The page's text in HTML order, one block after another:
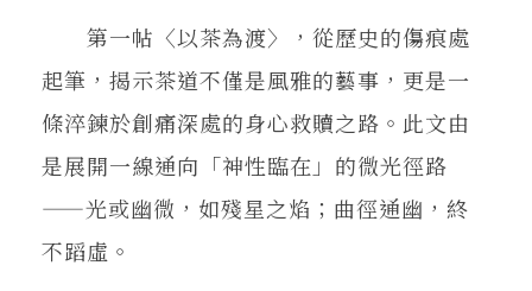
第一帖〈以茶為渡〉，從歷史的傷痕處
起筆，揭示茶道不僅是風雅的藝事，更是一
條淬鍊於創痛深處的身心救贖之路。此文由
是展開一線通向「神性臨在」的微光徑路
——光或幽微，如殘星之焰；曲徑通幽，終
不蹈虛。